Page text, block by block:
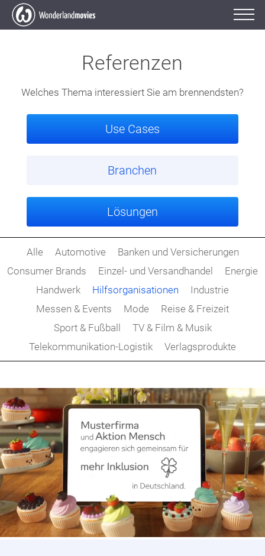
Referenzen
Welches Thema interessiert Sie am brennendsten?
Use Cases
Branchen
Lösungen
Alle Automotive
Banken und Versicherungen
Consumer Brands
Einzel- und Versandhandel
Energie
Handwerk
Hilfsorganisationen
Industrie
Messen & Events
Mode
Reise & Freizeit
Sport & Fußball
TV & Film & Musik
Telekommunikation-Logistik
Verlagsprodukte